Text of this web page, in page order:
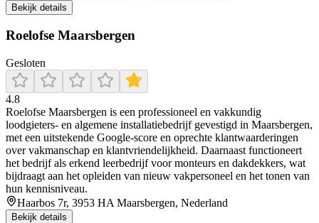
Bekijk details
Roelofse Maarsbergen
Gesloten
4.8
Roelofse Maarsbergen is een professioneel en vakkundig
loodgieters- en algemene installatiebedrijf gevestigd in Maarsbergen,
met een uitstekende Google-score en oprechte klantwaarderingen
over vakmanschap en klantvriendelijkheid. Daarnaast functioneert
het bedrijf als erkend leerbedrijf voor monteurs en dakdekkers, wat
bijdraagt aan het opleiden van nieuw vakpersoneel en het tonen van
hun kennisniveau.
Haarbos 7r, 3953 HA Maarsbergen, Nederland
Bekijk details